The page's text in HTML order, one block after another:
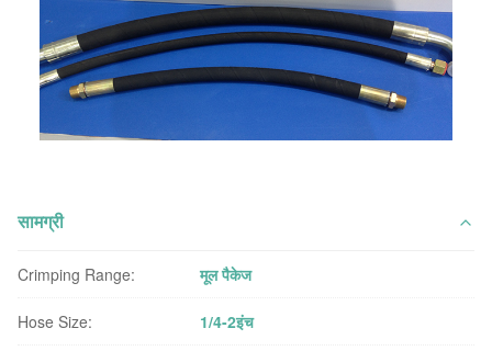
सामग्री
Crimping Range: मूल पैकेज
Hose Size: 1/4-2इंच